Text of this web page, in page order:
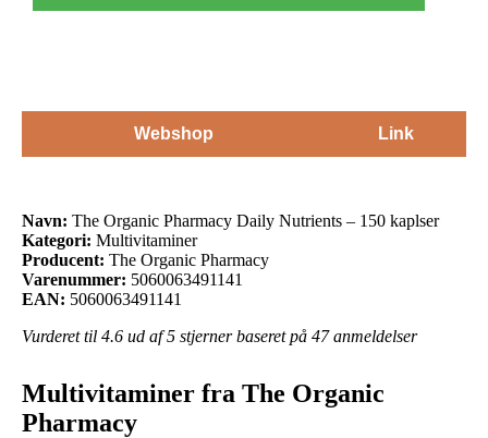
Webshop Link
Navn: The Organic Pharmacy Daily Nutrients – 150 kaplser
Kategori: Multivitaminer
Producent: The Organic Pharmacy
Varenummer: 5060063491141
EAN: 5060063491141
Vurderet til 4.6 ud af 5 stjerner baseret på 47anmeldelser
Multivitaminer fra The Organic
Pharmacy